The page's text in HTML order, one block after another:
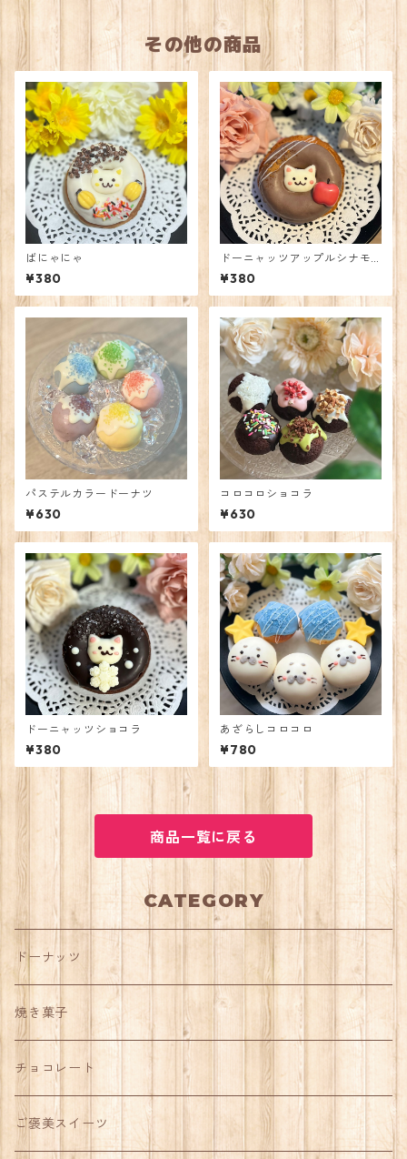
その他の商品
ばにゃにゃ
¥380
ドーニャッツアップルシナモ
ン
¥380
パステルカラードーナツ
¥630
コロコロショコラ
¥630
ドーニャッツショコラ
¥380
あざらしコロコロ
¥780
商品一覧に戻る
CATEGORY
ドーナッツ
焼き菓子
チョコレート
ご褒美スイーツ